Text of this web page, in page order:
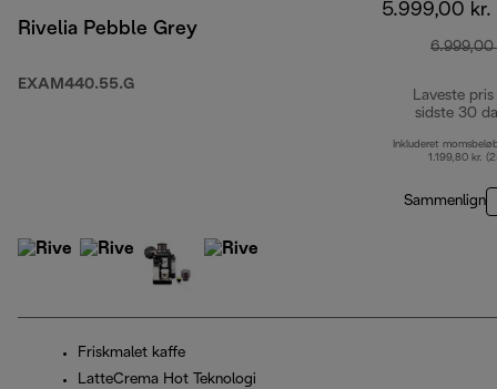
Rivelia Pebble Grey
EXAM440.55.G
5.999,00 kr.
6.999,00
Laveste pris
sidste 30
Inkluderet
1.199,80 kr.
Sammenlign
Friskmalet kaffe
LatteCrema Hot Teknologi